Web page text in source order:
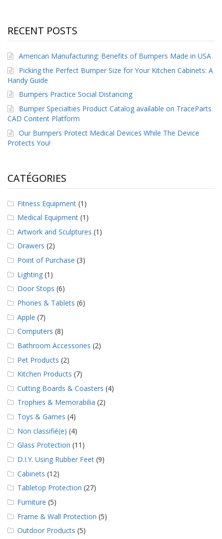
F
A
B
l
o
g
u
e
C
o
m
n
i
q
u
e
z
a
v
e
n
o
s
RECENT POSTS
American Manufacturing: Benefits of Bumpers Made in USA
Picking the Perfect Bumper Size for Your Kitchen Cabinets: A
Handy Guide
Bumpers Practice Social Distancing
Bumper Specialties Product Catalog available on TraceParts
CAD Content Platform
Our Bumpers Protect Medical Devices While The Device
Protects You!
CATÉGORIES
Fitness Equipment (1)
Medical Equipment (1)
Artwork and Sculptures (1)
Drawers (2)
Point of Purchase (3)
Lighting (1)
Door Stops (6)
Phones & Tablets (6)
Apple (7)
Computers (8)
Bathroom Accessories (2)
Pet Products (2)
Kitchen Products (7)
Cutting Boards & Coasters (4)
Trophies & Memorabilia (2)
Toys & Games (4)
Non classifié(e) (4)
Glass Protection (11)
D.I.Y. Using Rubber Feet (9)
Cabinets (12)
Tabletop Protection (27)
Furniture (5)
Frame & Wall Protection (5)
Outdoor Products (5)